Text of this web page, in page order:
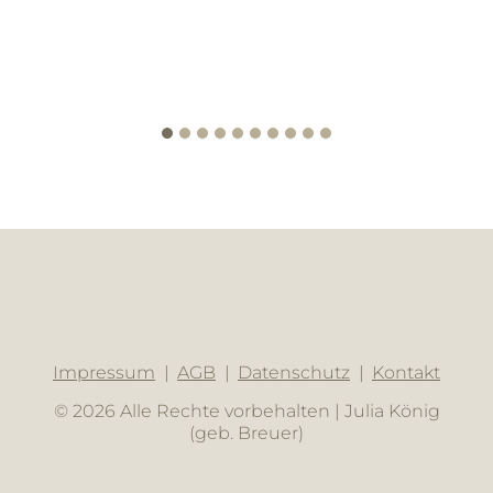
Impressum AGB Datenschutz
Kontakt
© 2026 Alle Rechte vorbehalten | Julia König
(geb. Breuer)